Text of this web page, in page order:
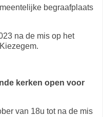
begraafplaats
na de mis op het
kerken open voor
van 18u tot na de mis